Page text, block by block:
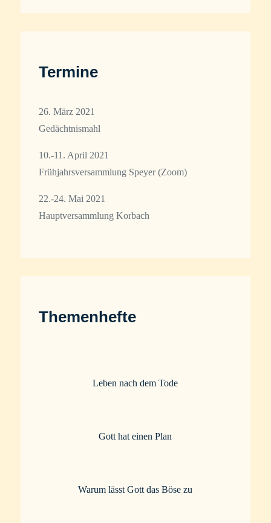
Termine
26. März 2021
Gedächtnismahl
10.-11. April 2021
Frühjahrsversammlung Speyer (Zoom)
22.-24. Mai 2021
Hauptversammlung Korbach
Themenhefte
Leben nach dem Tode
Gott hat einen Plan
Warum lässt Gott das Böse zu